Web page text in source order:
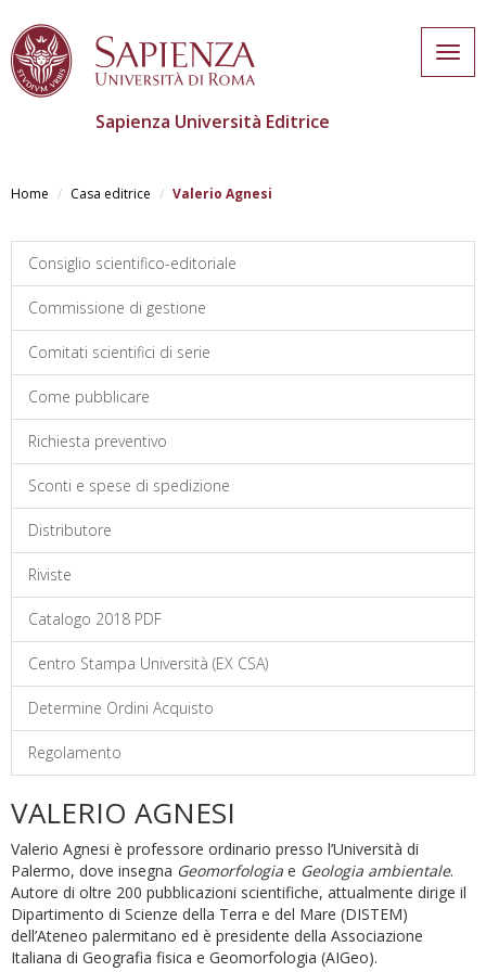
contenuto
Sapienza Università Editrice
Home Casa editrice Valerio Agnesi
Consiglio scientifico-editoriale
Commissione di gestione
Comitati scientifici di serie
Come pubblicare
Richiesta preventivo
Sconti e spese di spedizione
Distributore
Riviste
Catalogo 2018 PDF
Centro Stampa Università (EX CSA)
Determine Ordini Acquisto
Regolamento
VALERIO AGNESI
Valerio Agnesi è professore ordinario presso l’Università di
Palermo, dove insegna Geomorfologia e Geologia ambientale.
Autore di oltre 200 pubblicazioni scientifiche, attualmente dirige il
Dipartimento di Scienze della Terra e del Mare (DISTEM)
dell’Ateneo palermitano ed è presidente della Associazione
Italiana di Geografia fisica e Geomorfologia (AIGeo).